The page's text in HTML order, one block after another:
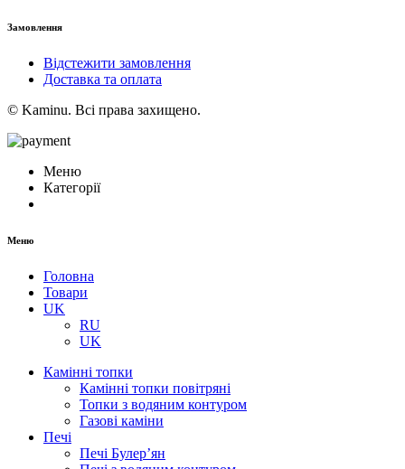
Замовлення
Відстежити замовлення
Доставка та оплата
© Kaminu. Всі права захищено.
Меню
Категорії
Меню
Головна
Товари
UK
RU
UK
Камінні топки
Камінні топки повітряні
Топки з водяним контуром
Газові каміни
Печі
Печі Булер’ян